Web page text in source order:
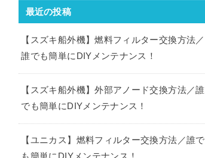
最近の投稿
【スズキ船外機】燃料フィルター交換方法／
誰でも簡単にDIYメンテナンス！
【スズキ船外機】外部アノード交換方法／誰
でも簡単にDIYメンテナンス！
【ユニカス】燃料フィルター交換方法／誰で